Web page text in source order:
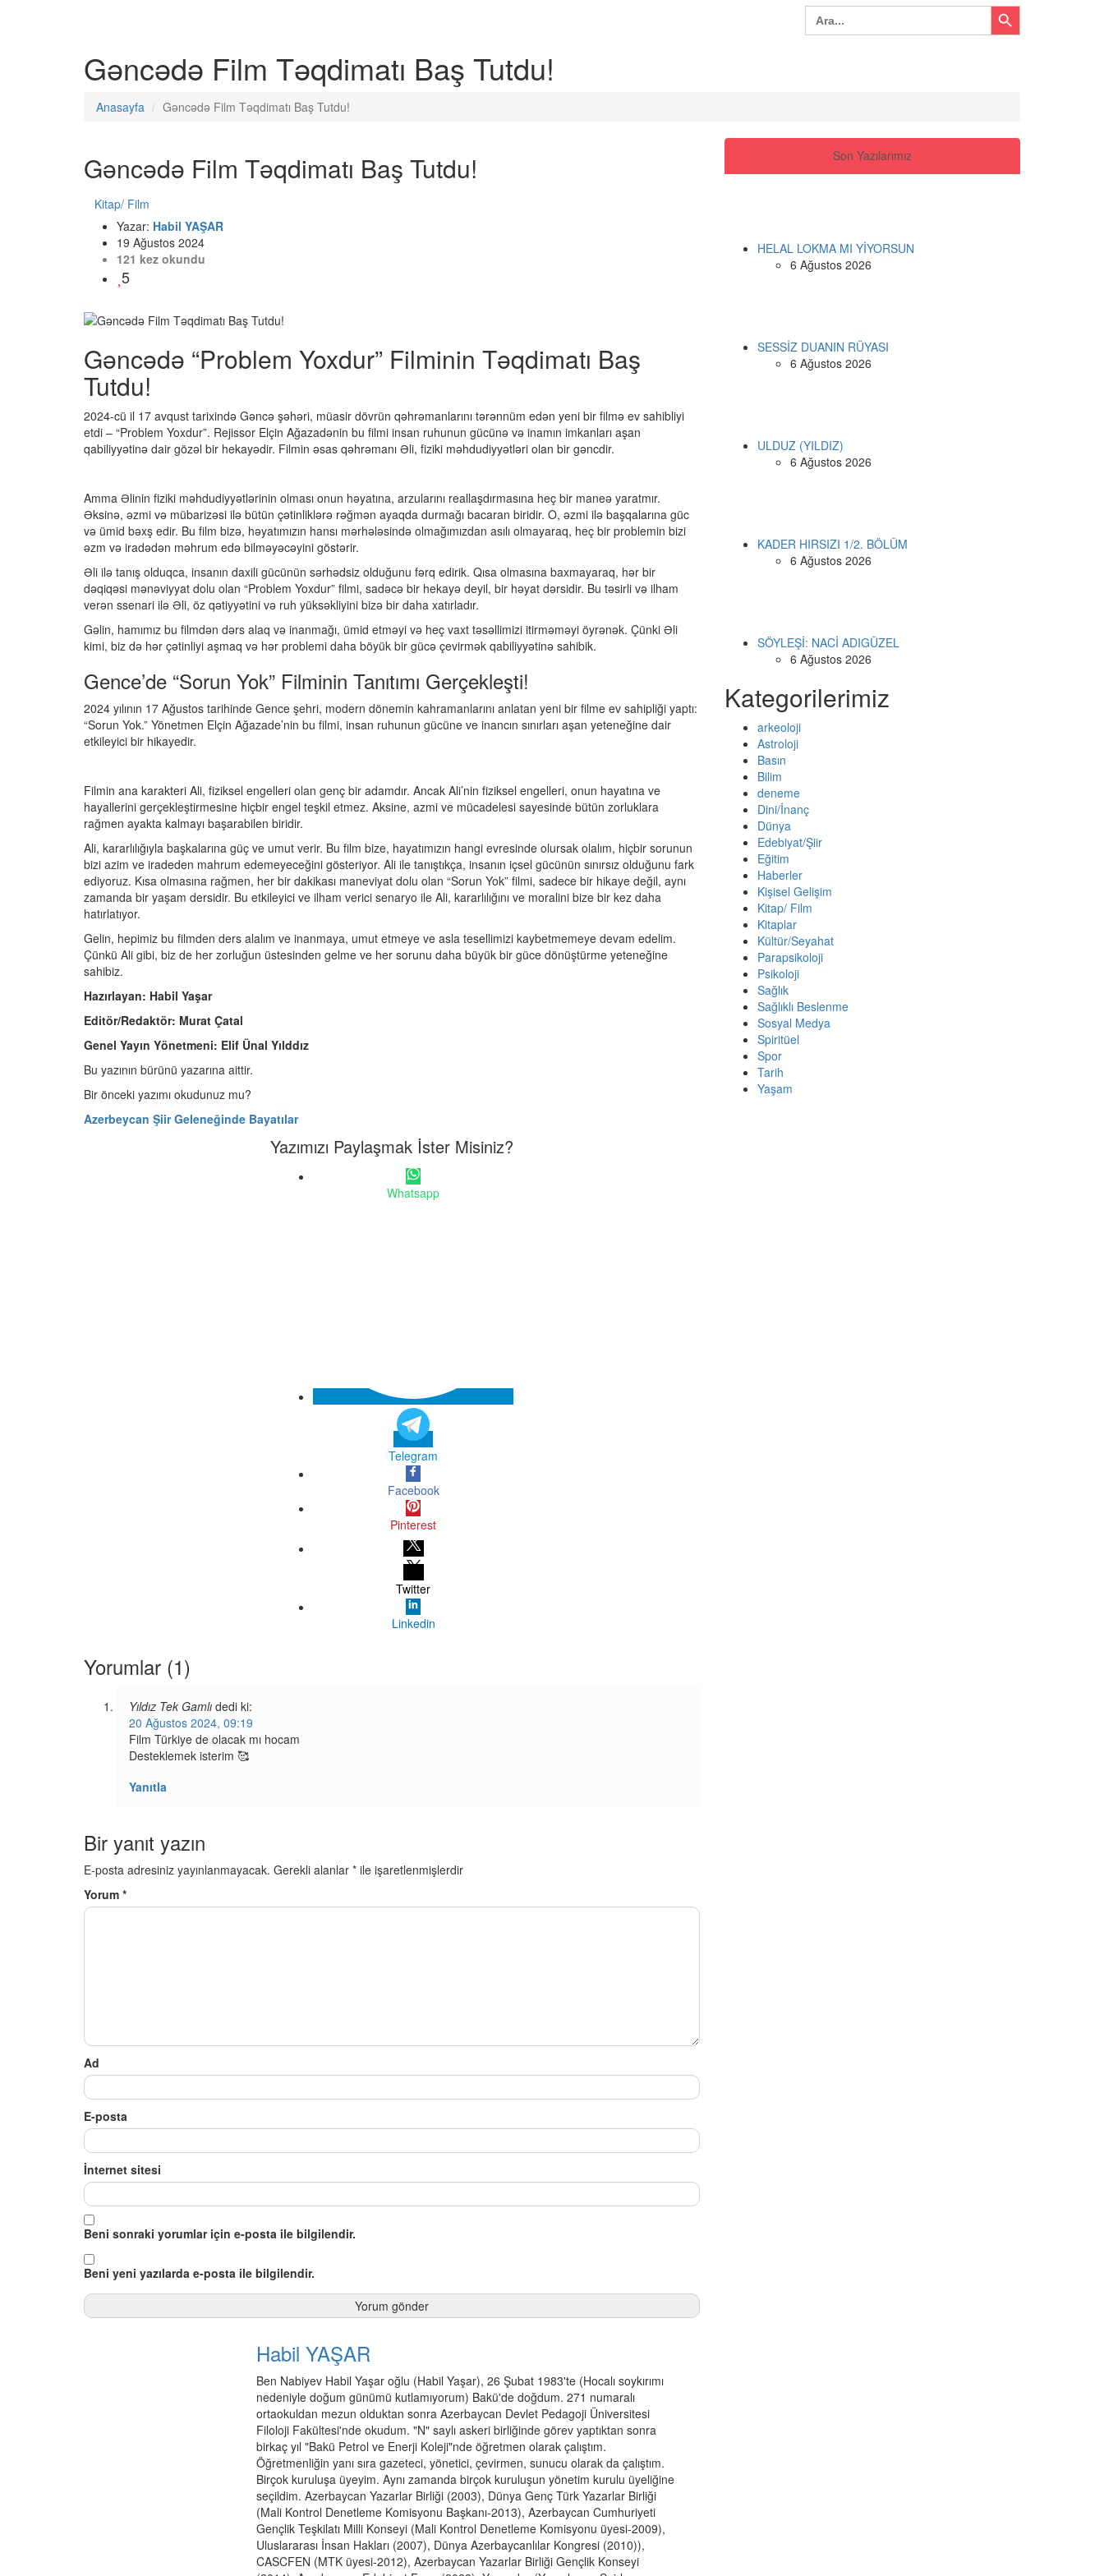
Search
for:
Search Button
Gəncədə Film Təqdimatı Baş Tutdu!
Anasayfa Gəncədə Film Təqdimatı Baş Tutdu!
Gəncədə Film Təqdimatı Baş Tutdu!
Kitap/ Film
Yazar: Habil YAŞAR
19 Ağustos 2024
121 kez okundu
5
Gəncədə “Problem Yoxdur” Filminin Təqdimatı Baş
Tutdu!
2024-cü il 17 avqust tarixində Gəncə şəhəri, müasir dövrün qəhrəmanlarını tərənnüm edən yeni bir filmə ev sahibliyi
etdi – “Problem Yoxdur”. Rejissor Elçin Ağazadənin bu filmi insan ruhunun gücünə və inamın imkanları aşan
qabiliyyətinə dair gözəl bir hekayədir. Filmin əsas qəhrəmanı Əli, fiziki məhdudiyyətləri olan bir gəncdir.
Amma Əlinin fiziki məhdudiyyətlərinin olması onun həyatına, arzularını reallaşdırmasına heç bir maneə yaratmır.
Əksinə, əzmi və mübarizəsi ilə bütün çətinliklərə rəğmən ayaqda durmağı bacaran biridir. O, əzmi ilə başqalarına güc
və ümid bəxş edir. Bu film bizə, həyatımızın hansı mərhələsində olmağımızdan asılı olmayaraq, heç bir problemin bizi
əzm və iradədən məhrum edə bilməyəcəyini göstərir.
Əli ilə tanış olduqca, insanın daxili gücünün sərhədsiz olduğunu fərq edirik. Qısa olmasına baxmayaraq, hər bir
dəqiqəsi mənəviyyat dolu olan “Problem Yoxdur” filmi, sadəcə bir hekayə deyil, bir həyat dərsidir. Bu təsirli və ilham
verən ssenari ilə Əli, öz qətiyyətini və ruh yüksəkliyini bizə bir daha xatırladır.
Gəlin, hamımız bu filmdən dərs alaq və inanmağı, ümid etməyi və heç vaxt təsəllimizi itirməməyi öyrənək. Çünki Əli
kimi, biz də hər çətinliyi aşmaq və hər problemi daha böyük bir gücə çevirmək qabiliyyətinə sahibik.
Gence’de “Sorun Yok” Filminin Tanıtımı Gerçekleşti!
2024 yılının 17 Ağustos tarihinde Gence şehri, modern dönemin kahramanlarını anlatan yeni bir filme ev sahipliği yaptı:
“Sorun Yok.” Yönetmen Elçin Ağazade’nin bu filmi, insan ruhunun gücüne ve inancın sınırları aşan yeteneğine dair
etkileyici bir hikayedir.
Filmin ana karakteri Ali, fiziksel engelleri olan genç bir adamdır. Ancak Ali’nin fiziksel engelleri, onun hayatına ve
hayallerini gerçekleştirmesine hiçbir engel teşkil etmez. Aksine, azmi ve mücadelesi sayesinde bütün zorluklara
rağmen ayakta kalmayı başarabilen biridir.
Ali, kararlılığıyla başkalarına güç ve umut verir. Bu film bize, hayatımızın hangi evresinde olursak olalım, hiçbir sorunun
bizi azim ve iradeden mahrum edemeyeceğini gösteriyor. Ali ile tanıştıkça, insanın içsel gücünün sınırsız olduğunu fark
ediyoruz. Kısa olmasına rağmen, her bir dakikası maneviyat dolu olan “Sorun Yok” filmi, sadece bir hikaye değil, aynı
zamanda bir yaşam dersidir. Bu etkileyici ve ilham verici senaryo ile Ali, kararlılığını ve moralini bize bir kez daha
hatırlatıyor.
Gelin, hepimiz bu filmden ders alalım ve inanmaya, umut etmeye ve asla tesellimizi kaybetmemeye devam edelim.
Çünkü Ali gibi, biz de her zorluğun üstesinden gelme ve her sorunu daha büyük bir güce dönüştürme yeteneğine
sahibiz.
Hazırlayan: Habil Yaşar
Editör/Redaktör: Murat Çatal
Genel Yayın Yönetmeni: Elif Ünal Yılddız
Bu yazının bürünü yazarına aittir.
Bir önceki yazımı okudunuz mu?
Azerbeycan Şiir Geleneğinde Bayatılar
Yazımızı Paylaşmak İster Misiniz?
Whatsapp
Telegram
Facebook
Pinterest
Twitter
Linkedin
Yorumlar (1)
Yıldız Tek Gamlı dedi ki:
20 Ağustos 2024, 09:19
Film Türkiye de olacak mı hocam
Desteklemek isterim 🥰
Yanıtla
Bir yanıt yazın
E-posta adresiniz yayınlanmayacak. Gerekli alanlar * ile işaretlenmişlerdir
Yorum *
Ad
E-posta
İnternet sitesi
Beni sonraki yorumlar için e-posta ile bilgilendir.
Beni yeni yazılarda e-posta ile bilgilendir.
Habil YAŞAR
Ben Nabiyev Habil Yaşar oğlu (Habil Yaşar), 26 Şubat 1983'te (Hocalı soykırımı
nedeniyle doğum günümü kutlamıyorum) Bakü'de doğdum. 271 numaralı
ortaokuldan mezun olduktan sonra Azerbaycan Devlet Pedagoji Üniversitesi
Filoloji Fakültesi'nde okudum. "N" saylı askeri birliğinde görev yaptıktan sonra
birkaç yıl "Bakü Petrol ve Enerji Koleji"nde öğretmen olarak çalıştım.
Öğretmenliğin yanı sıra gazeteci, yönetici, çevirmen, sunucu olarak da çalıştım.
Birçok kuruluşa üyeyim. Aynı zamanda birçok kuruluşun yönetim kurulu üyeliğine
seçildim. Azerbaycan Yazarlar Birliği (2003), Dünya Genç Türk Yazarlar Birliği
(Mali Kontrol Denetleme Komisyonu Başkanı-2013), Azerbaycan Cumhuriyeti
Gençlik Teşkilatı Milli Konseyi (Mali Kontrol Denetleme Komisyonu üyesi-2009),
Uluslararası İnsan Hakları (2007), Dünya Azerbaycanlılar Kongresi (2010)),
CASCFEN (MTK üyesi-2012), Azerbaycan Yazarlar Birliği Gençlik Konseyi
Son Yazılarımız
HELAL LOKMA MI YİYORSUN
6 Ağustos 2026
SESSİZ DUANIN RÜYASI
6 Ağustos 2026
ULDUZ (YILDIZ)
6 Ağustos 2026
KADER HIRSIZI 1/2. BÖLÜM
6 Ağustos 2026
SÖYLEŞİ: NACİ ADIGÜZEL
6 Ağustos 2026
Kategorilerimiz
arkeoloji
Astroloji
Basın
Bilim
deneme
Dini/İnanç
Dünya
Edebiyat/Şiir
Eğitim
Haberler
Kişisel Gelişim
Kitap/ Film
Kitaplar
Kültür/Seyahat
Parapsikoloji
Psikoloji
Sağlık
Sağlıklı Beslenme
Sosyal Medya
Spiritüel
Spor
Tarih
Yaşam